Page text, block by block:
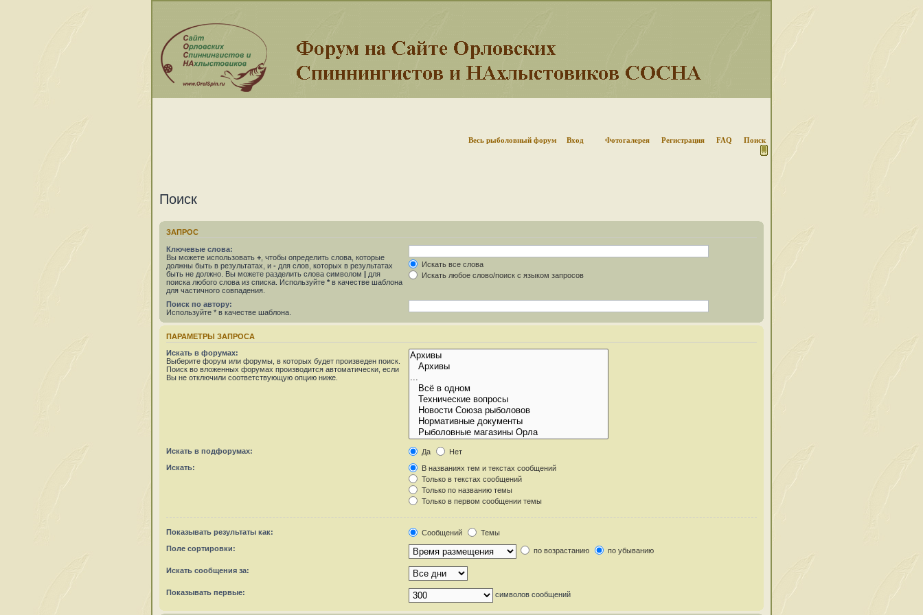
Весь рыболовный форум Вход Фотогалерея Регистрация FAQ Поиск
Поиск
ЗАПРОС
Ключевые слова:
Вы можете использовать + , чтобы определить слова, которые
должны быть в результатах, и - для слов, которых в результатах
быть не должно. Вы можете разделить слова символом | для
поиска любого слова из списка. Используйте * в качестве шаблона
для частичного совпадения.
Искать все слова
Искать любое слово/поиск с языком запросов
Поиск по автору:
Используйте * в качестве шаблона.
ПАРАМЕТРЫ ЗАПРОСА
Искать в форумах:
Выберите форум или форумы, в которых будет произведен поиск.
Поиск во вложенных форумах производится автоматически, если
Вы не отключили соответствующую опцию ниже.
Искать в подфорумах: Да
Нет
Искать:
В названиях тем и текстах сообщений
Только в текстах сообщений
Только по названию темы
Только в первом сообщении темы
Показывать результаты как: Сообщений
Темы
Поле сортировки:
по возрастанию по убыванию
Искать сообщения за:
Показывать первые: символов сообщений